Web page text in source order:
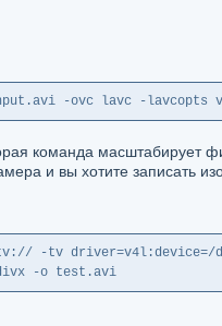
-ovc lavc -lavcopts
команда масштабирует
и вы хотите записать
-tv driver=v4l:device=/
-o test.avi